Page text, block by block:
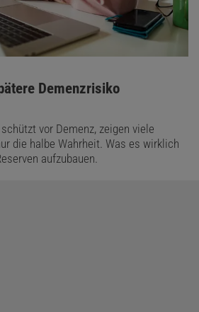
Demenzrisiko
vor Demenz, zeigen viele
die halbe Wahrheit. Was es wirklich
aufzubauen.